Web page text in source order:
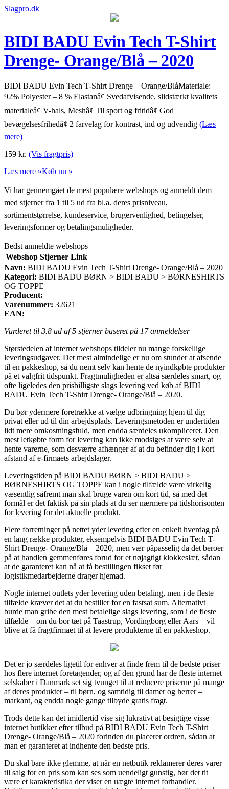
Slagpro.dk
BIDI BADU Evin Tech T-Shirt
Drenge- Orange/Blå – 2020
BIDI BADU Evin Tech T-Shirt Drenge – Orange/BlåMateriale:
92% Polyester – 8 % Elastanâ¢ Svedafvisende, slidstærkt kvalitets
materialeâ¢ V-hals, Meshâ¢ Til sport og fritidâ¢ God
bevægelsesfrihedâ¢ 2 farvelag for kontrast, ind og udvendig (Læs
mere)
159 kr. (Vis fragtpris)
Læs mere »Køb nu »
Vi har gennemgået de mest populære webshops og anmeldt dem
med stjerner fra 1 til 5 ud fra bl.a. deres prisniveau,
sortimentstørrelse, kundeservice, brugervenlighed, betingelser,
leveringsformer og betalingsmuligheder.
Bedst anmeldte webshops
Webshop Stjerner Link
Navn: BIDI BADU Evin Tech T-Shirt Drenge- Orange/Blå – 2020
Kategori: BIDI BADU BØRN > BIDI BADU > BØRNESHIRTS
OG TOPPE
Producent:
Varenummer: 32621
EAN:
Vurderet til 3.8 ud af 5 stjerner baseret på 17anmeldelser
Størstedelen af internet webshops tildeler nu mange forskellige
leveringsudgaver. Det mest almindelige er nu om stunder at afsende
til en pakkeshop, så du nemt selv kan hente de nyindkøbte produkter
på et valgfrit tidspunkt. Fragtmuligheden er altså særdeles smart, og
ofte ligeledes den prisbilligste slags levering ved køb af BIDI
BADU Evin Tech T-Shirt Drenge- Orange/Blå – 2020.
Du bør ydermere foretrække at vælge udbringning hjem til dig
privat eller ud til din arbejdsplads. Leveringsmetoden er undertiden
lidt mere omkostningsfuld, men endda særdeles ukompliceret. Den
mest letkøbte form for levering kan ikke modsiges at være selv at
hente varerne, som desværre afhænger af at du befinder dig i kort
afstand af e-firmaets arbejdslager.
Leveringstiden på BIDI BADU BØRN > BIDI BADU >
BØRNESHIRTS OG TOPPE kan i nogle tilfælde være virkelig
væsentlig såfremt man skal bruge varen om kort tid, så med det
formål er det faktisk på sin plads at du ser nærmere på tidshorisonten
for levering for det aktuelle produkt.
Flere forretninger på nettet yder levering efter en enkelt hverdag på
en lang række produkter, eksempelvis BIDI BADU Evin Tech T-
Shirt Drenge- Orange/Blå – 2020, men vær påpasselig da det beroer
på at handlen gemmenføres forud for et nøjagtigt klokkeslæt, sådan
at de garanteret kan nå at få bestillingen fikset før
logistikmedarbejderne drager hjemad.
Nogle internet outlets yder levering uden betaling, men i de fleste
tilfælde kræver det at du bestiller for en fastsat sum. Alternativt
burde man gribe den mest betalelige slags levering, som i de fleste
tilfælde – om du bor tæt på Taastrup, Vordingborg eller Aars – vil
blive at få fragtfirmaet til at levere produkterne til en pakkeshop.
Det er jo særdeles ligetil for enhver at finde frem til de bedste priser
hos flere internet foretagender, og af den grund har de fleste internet
selskaber i Danmark set sig tvunget til at reducere priserne på mange
af deres produkter – til børn, og samtidig til damer og herrer –
markant, og endda nogle gange tilbyde gratis fragt.
Trods dette kan det imidlertid vise sig lukrativt at besigtige visse
internet butikker efter tilbud på BIDI BADU Evin Tech T-Shirt
Drenge- Orange/Blå – 2020 forinden du placerer ordren, sådan at
man er garanteret at indhente den bedste pris.
Du skal bare ikke glemme, at når en netbutik reklamerer deres varer
til salg for en pris som kan ses som uendeligt gunstig, bør det tit
være et karakteristika der viser en uægte internet forhandler.